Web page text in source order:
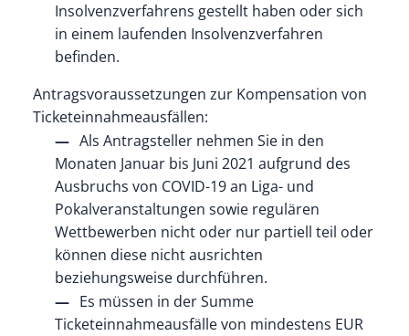
Insolvenzverfahrens gestellt haben oder sich
in einem laufenden Insolvenzverfahren
befinden.
Antragsvoraussetzungen zur Kompensation von
Ticketeinnahmeausfällen:
Als Antragsteller nehmen Sie in den
Monaten Januar bis Juni 2021 aufgrund des
Ausbruchs von COVID-19 an Liga- und
Pokalveranstaltungen sowie regulären
Wettbewerben nicht oder nur partiell teil oder
können diese nicht ausrichten
beziehungsweise durchführen.
Es müssen in der Summe
Ticketeinnahmeausfälle von mindestens EUR